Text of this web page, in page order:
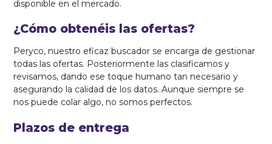
disponible en el mercado.
¿Cómo obtenéis las ofertas?
Peryco, nuestro eficaz buscador se encarga de gestionar
todas las ofertas. Posteriormente las clasificamos y
revisamos, dando ese toque humano tan necesario y
asegurando la calidad de los datos. Aunque siempre se
nos puede colar algo, no somos perfectos.
Plazos de entrega